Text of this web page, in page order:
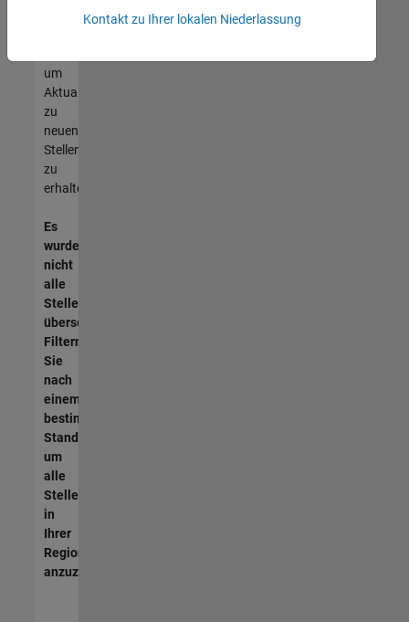
unseres
um
Aktualisierungen
zu
neuen
Stellenangeboten
zu
erhalten.
Es
wurden
nicht
alle
Stellen
übersetzt.
Filtern
Sie
nach
einem
bestimmten
Standort,
um
alle
Stellenangebote
in
Ihrer
Region
anzuzeigen.
Kontakt zu Ihrer lokalen Niederlassung